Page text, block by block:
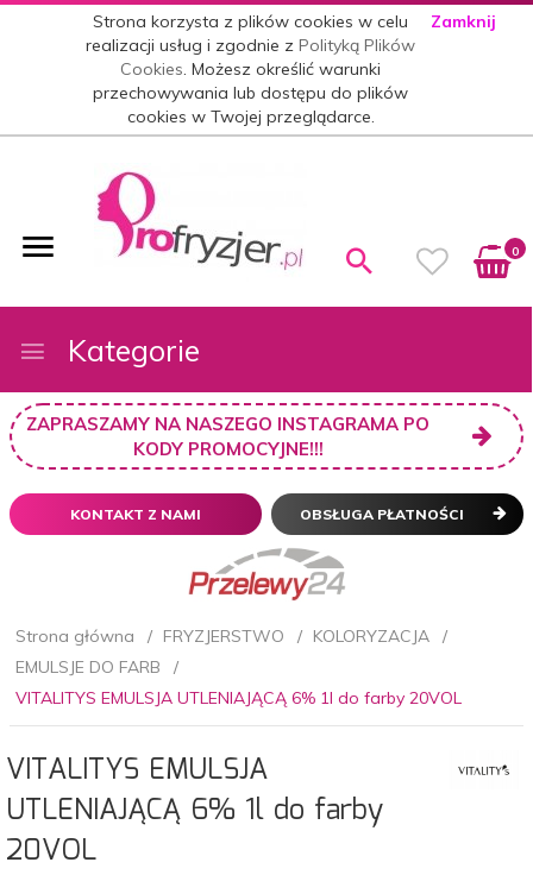
Strona korzysta z plików cookies w celu
realizacji usług i zgodnie zPolityką Plików
Cookies. Możesz określić warunki
przechowywania lub dostępu do plików
cookies w Twojej przeglądarce.
Zamknij
0
Kategorie
ZAPRASZAMY NA NASZEGO INSTAGRAMA PO
KODY PROMOCYJNE!!!
KONTAKT Z NAMI OBSŁUGA PŁATNOŚCI
Strona główna FRYZJERSTWO
KOLORYZACJA
EMULSJE DO FARB
VITALITYS EMULSJA UTLENIAJĄCĄ 6% 1l do farby 20VOL
VITALITYS EMULSJA
UTLENIAJĄCĄ 6% 1l do farby
20VOL